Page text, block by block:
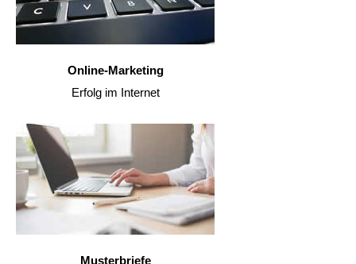
Online-Marketing
Erfolg im Internet
Musterbriefe